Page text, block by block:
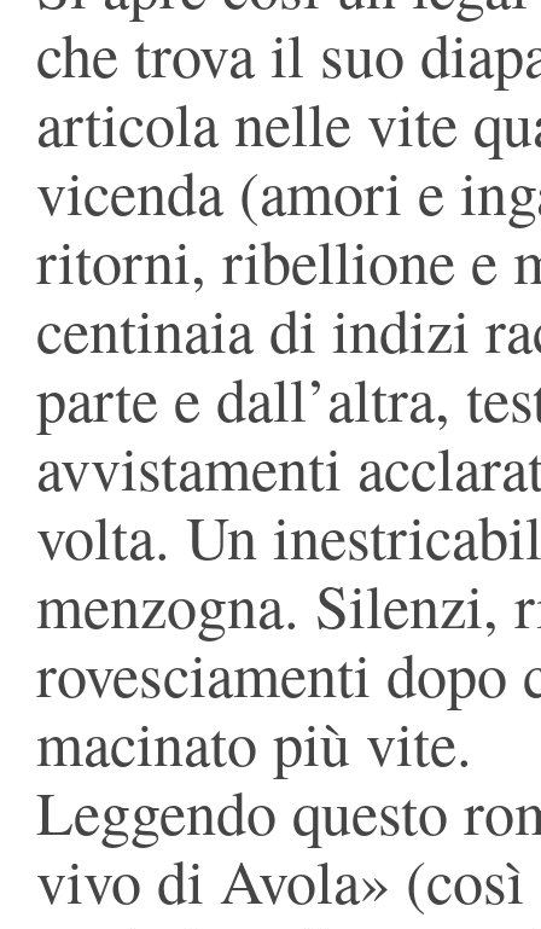
che trova il suo
articola nelle vite
vicenda (amori e
ritorni, ribellione e
centinaia di indizi
parte e dall’altra,
avvistamenti
volta. Un
menzogna. Silenzi,
rovesciamenti dopo
macinato più vite.
Leggendo questo
vivo di Avola» (così